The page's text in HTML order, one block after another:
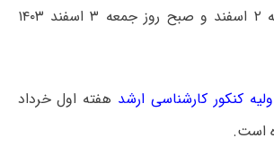
و عصر روز پنجشنبه ۲ اسفند و صبح روز جمعه ۳ اسفند ۱۴۰۳
کنکور کارشناسی ارشد هفته اول خرداد